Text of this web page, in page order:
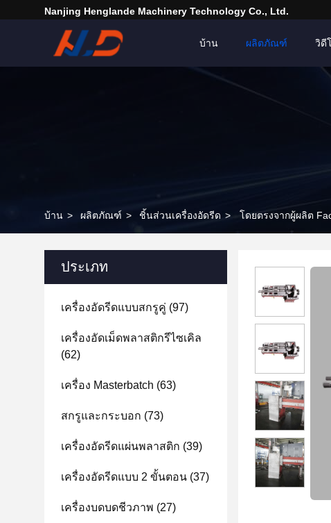
Nanjing Henglande Machinery Technology Co., Ltd.
บ้าน ผลิตภัณฑ์ วิดี
บ้าน > ผลิตภัณฑ์ > ชิ้นส่วนเครื่องอัดรีด > โดยตรงจากผู้ผลิต
ประเภท
เครื่องอัดรีดแบบสกรูคู่ (97)
เครื่องอัดเม็ดพลาสติกรีไซเคิล
(62)
เครื่อง Masterbatch (63)
สกรูและกระบอก (73)
เครื่องอัดรีดแผ่นพลาสติก (39)
เครื่องอัดรีดแบบ 2 ขั้นตอน (37)
เครื่องบดบดชีวภาพ (27)